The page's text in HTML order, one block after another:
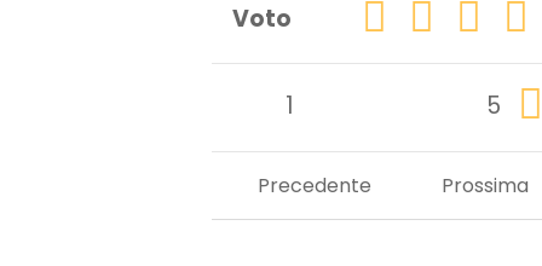
Voto
1 5
Prossima
Precedente